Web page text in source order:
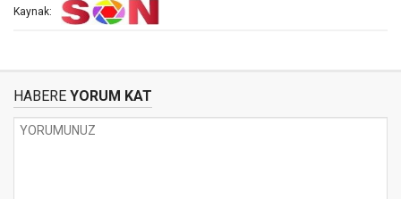
Kaynak:
HABERE YORUM KAT